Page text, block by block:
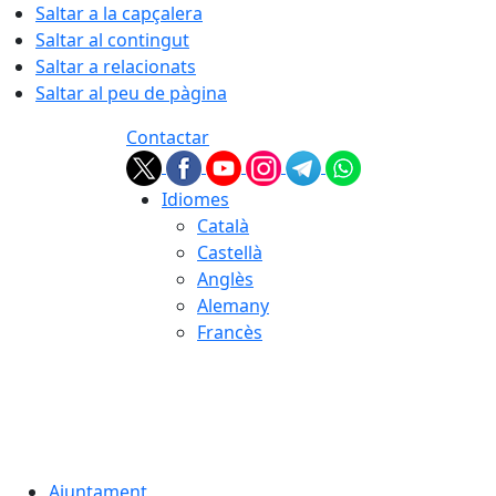
Saltar a la capçalera
Saltar al contingut
Saltar a relacionats
Saltar al peu de pàgina
Contactar
Idiomes
Català
Castellà
Anglès
Alemany
Francès